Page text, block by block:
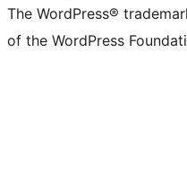
The WordPress®
of the WordPress